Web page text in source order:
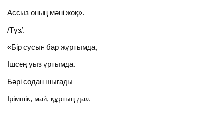
Ассыз оның мәні жоқ».
/Тұз/.
«Бір сусын бар жұртымда,
Ішсең уыз ұртымда.
Бәрі содан шығады
Ірімшік, май, құртың да».